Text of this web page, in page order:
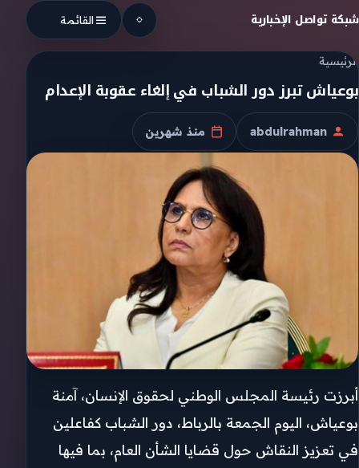
Skip to content
شبكة تواصل الإخبارية القائمة
الرئيسية
بوعياش تبرز دور الشباب في إلغاء عقوبة الإعدام
الكاتب
abdulrahman
تاريخ النشر
منذ شهرين
أبرزت رئيسة المجلس الوطني لحقوق الإنسان، آمنة
بوعياش، اليوم الجمعة بالرباط، دور الشباب كفاعلين
في تعزيز النقاش حول قضايا الشأن العام، بما فيها